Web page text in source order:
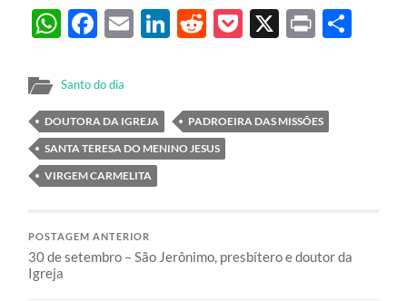
WhatsApp
Facebook
EmailLinkedIn
Reddit
Pocket
X Print
Santo do dia
DOUTORA DA IGREJA
PADROEIRA DAS MISSÕES
SANTA TERESA DO MENINO JESUS
VIRGEM CARMELITA
POSTAGEM ANTERIOR
30 de setembro – São Jerônimo, presbítero e doutor da
Igreja